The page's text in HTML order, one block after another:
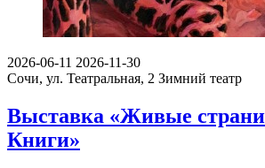
2026-06-11 2026-11-30
Сочи, ул. Театральная, 2 Зимний театр
Выставка «Живые
Книги»